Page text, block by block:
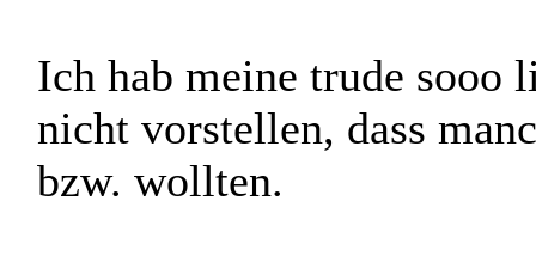
kriegt man doppelt so
macht.